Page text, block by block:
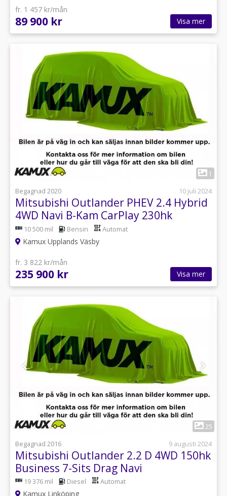
fr. 1 457 kr/mån
89 900 kr Visa mer
1
Begagnad 2020
10 juli 2024
Mitsubishi Outlander PHEV 2.4 Hybrid
4WD Navi B-Kam CarPlay 230hk
10 500 mil Bensin Automat
Kamux Upplands Väsby
fr. 3 822 kr/mån
235 900 kr Visa mer
25
Begagnad 2016
9 augusti 2024
Mitsubishi Outlander 2.2 D 4WD 150hk
Business 7-Sits Drag Navi
19 376 mil Diesel Automat
Kamux Linköping